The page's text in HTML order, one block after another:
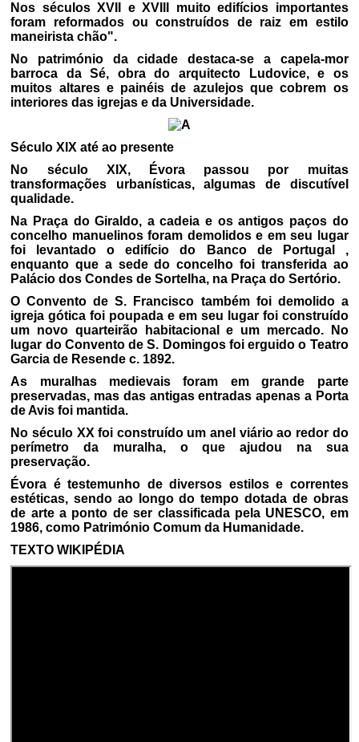
Nos séculos XVII e XVIII muito edifícios importantes
foram reformados ou construídos de raiz em estilo
maneirista chão".
No património da cidade destaca-se a capela-mor
barroca da Sé, obra do arquitecto Ludovice, e os
muitos altares e painéis de azulejos que cobrem os
interiores das igrejas e da Universidade.
Século XIX até ao presente
No século XIX, Évora passou por muitas
transformações urbanísticas, algumas de discutível
qualidade.
Na Praça do Giraldo, a cadeia e os antigos paços do
concelho manuelinos foram demolidos e em seu lugar
foi levantado o edifício do Banco de Portugal ,
enquanto que a sede do concelho foi transferida ao
Palácio dos Condes de Sortelha, na Praça do Sertório.
O Convento de S. Francisco também foi demolido a
igreja gótica foi poupada e em seu lugar foi construído
um novo quarteirão habitacional e um mercado. No
lugar do Convento de S. Domingos foi erguido o Teatro
Garcia de Resende c. 1892.
As muralhas medievais foram em grande parte
preservadas, mas das antigas entradas apenas a Porta
de Avis foi mantida.
No século XX foi construído um anel viário ao redor do
perímetro da muralha, o que ajudou na sua
preservação.
Évora é testemunho de diversos estilos e correntes
estéticas, sendo ao longo do tempo dotada de obras
de arte a ponto de ser classificada pela UNESCO, em
1986, como Património Comum da Humanidade.
TEXTO WIKIPÉDIA